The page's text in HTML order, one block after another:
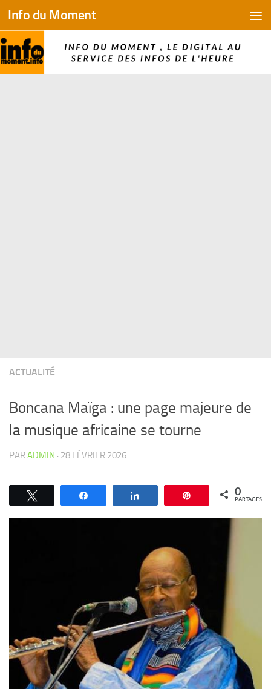
Skip to content
Info du Moment
ACTUALITÉ
Boncana Maïga : une page majeure de
la musique africaine se tourne
PARADMIN · 28 FÉVRIER 2026
Épingle 0
PARTAGES